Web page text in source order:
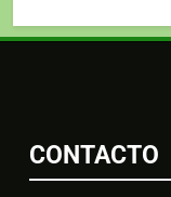
CONTACTO